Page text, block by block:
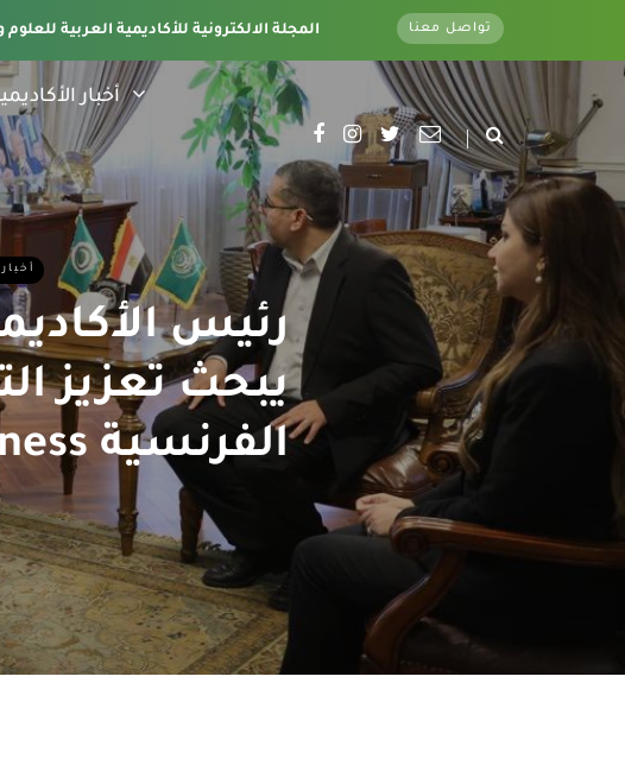
المجلة الالكترونية للأكاديمية العربية تواصل معنا
أخبار
رئيس
يبحث تعزيز
Rennes School of Business الفرنسية